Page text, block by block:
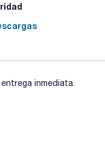
inmediata.